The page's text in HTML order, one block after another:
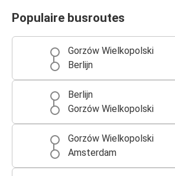
Populaire busroutes
Gorzów Wielkopolski
Berlijn
Berlijn
Gorzów Wielkopolski
Gorzów Wielkopolski
Amsterdam